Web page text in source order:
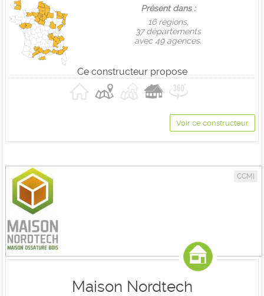
Présent dans :
16 règions,
37 départements
avec 49 agences.
Ce constructeur propose
Voir ce constructeur
CCMI
Maison Nordtech